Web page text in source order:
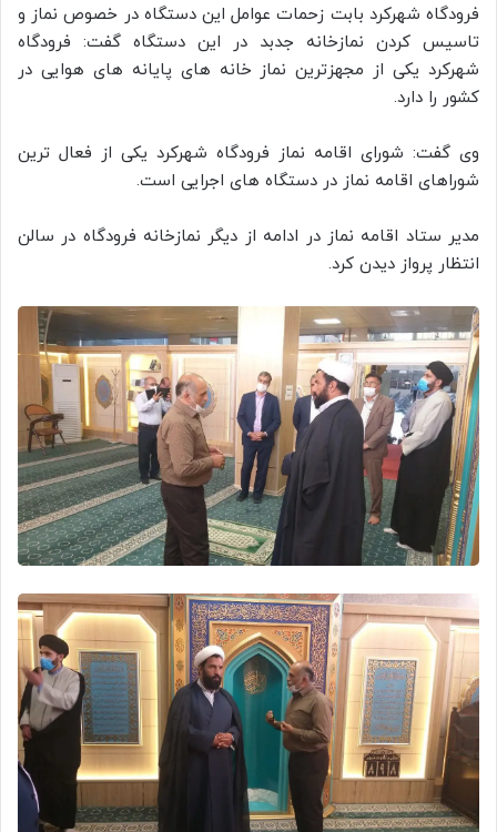
فرودگاه شهرکرد بابت زحمات عوامل این دستگاه در خصوص نماز و
تاسیس کردن نمازخانه جدبد در این دستگاه گفت: فرودگاه
شهرکرد یکی از مجهزترین نماز خانه های پایانه های هوایی در
کشور را دارد.
وی گفت: شورای اقامه نماز فرودگاه شهرکرد یکی از فعال ترین
شوراهای اقامه نماز در دستگاه های اجرایی است.
مدیر ستاد اقامه نماز در ادامه از دیگر نمازخانه فرودگاه در سالن
انتظار پرواز دیدن کرد.